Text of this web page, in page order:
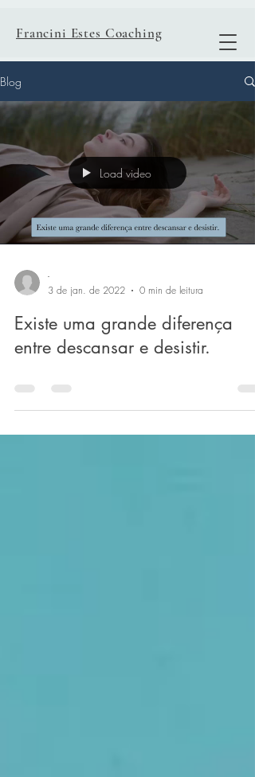
Francini Estes Coaching
Blog
Load video
-
3 de jan. de 2022
0 min de leitura
Existe uma grande diferença
entre descansar e desistir.